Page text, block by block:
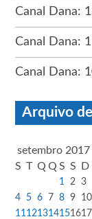
Canal Dana:
Canal Dana:
Canal Dana:
Arquivo
setembro 2017
S T Q Q S S D
1 2
3
4
5 6 7 8 9
10
11 121314151617